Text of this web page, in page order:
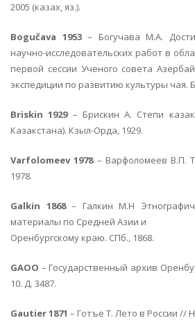
2005 (казах, яз.).
Bogučava 1953– Богучава М.А.
научно-исследовательских работ в
первой сессии Ученого совета
экспедиции по развитию культуры чая.
Briskin 1929– Брискин А. Степи
Казакстана). Кзыл-Орда, 1929.
Varfolomeev 1978– Варфоломеев В.П.
1978.
Galkin 1868– Галкин М.Н
материалы по Средней Азии и
Оренбургскому краю. СПб., 1868.
GAOO – Государственный архив
10. Д. 3487.
Gautier 1871 – Готъе Т. Лето в России //